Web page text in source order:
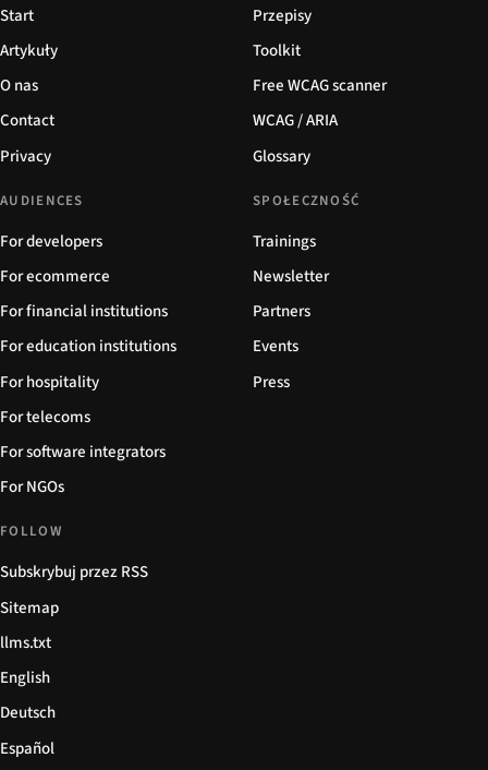
Start
Artykuły
O nas
Contact
Privacy
Przepisy
Toolkit
Free WCAG scanner
WCAG / ARIA
Glossary
AUDIENCES
For developers
For ecommerce
For financial institutions
For education institutions
For hospitality
For telecoms
For software integrators
For NGOs
SPOŁECZNOŚĆ
Trainings
Newsletter
Partners
Events
Press
FOLLOW
Subskrybuj przez RSS
Sitemap
llms.txt
English
Deutsch
Español